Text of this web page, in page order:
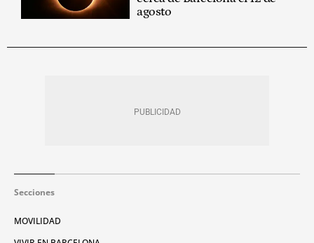
agosto
Secciones
MOVILIDAD